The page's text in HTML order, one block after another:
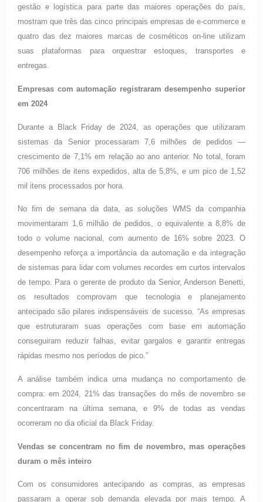
gestão e logística para parte das maiores operações do país,
mostram que três das cinco principais empresas de e-commerce e
quatro das dez maiores marcas de cosméticos on-line utilizam
suas plataformas para orquestrar estoques, transportes e
entregas.
Empresas com automação registraram desempenho superior
em 2024
Durante a Black Friday de 2024, as operações que utilizaram
sistemas da Senior processaram 7,6 milhões de pedidos —
crescimento de 7,1% em relação ao ano anterior. No total, foram
706 milhões de itens expedidos, alta de 5,8%, e um pico de 1,52
mil itens processados por hora.
No fim de semana da data, as soluções WMS da companhia
movimentaram 1,6 milhão de pedidos, o equivalente a 8,8% de
todo o volume nacional, com aumento de 16% sobre 2023. O
desempenho reforça a importância da automação e da integração
de sistemas para lidar com volumes recordes em curtos intervalos
de tempo. Para o gerente de produto da Senior, Anderson Benetti,
os resultados comprovam que tecnologia e planejamento
antecipado são pilares indispensáveis de sucesso. “As empresas
que estruturaram suas operações com base em automação
conseguiram reduzir falhas, evitar gargalos e garantir entregas
rápidas mesmo nos períodos de pico.”
A análise também indica uma mudança no comportamento de
compra: em 2024, 21% das transações do mês de novembro se
concentraram na última semana, e 9% de todas as vendas
ocorreram no dia oficial da Black Friday.
Vendas se concentram no fim de novembro, mas operações
duram o mês inteiro
Com os consumidores antecipando as compras, as empresas
passaram a operar sob demanda elevada por mais tempo. A